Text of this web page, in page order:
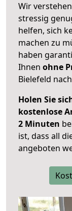
Wir
stressig
helfen, sich
machen zu
haben
Ihnen ohne
Bielefeld
Holen Sie
kostenlose
2 Minuten
ist, dass all
angeboten